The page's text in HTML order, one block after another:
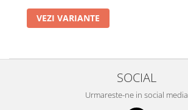
VEZI VARIANTE
SOCIAL
Urmareste-ne in social media